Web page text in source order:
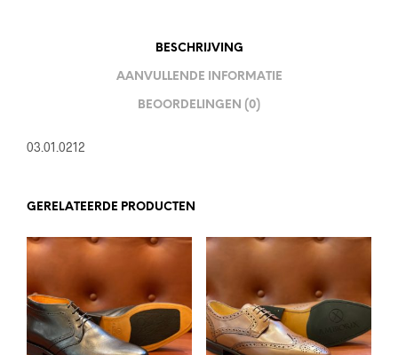
BESCHRIJVING
AANVULLENDE INFORMATIE
BEOORDELINGEN (0)
03.01.0212
GERELATEERDE PRODUCTEN